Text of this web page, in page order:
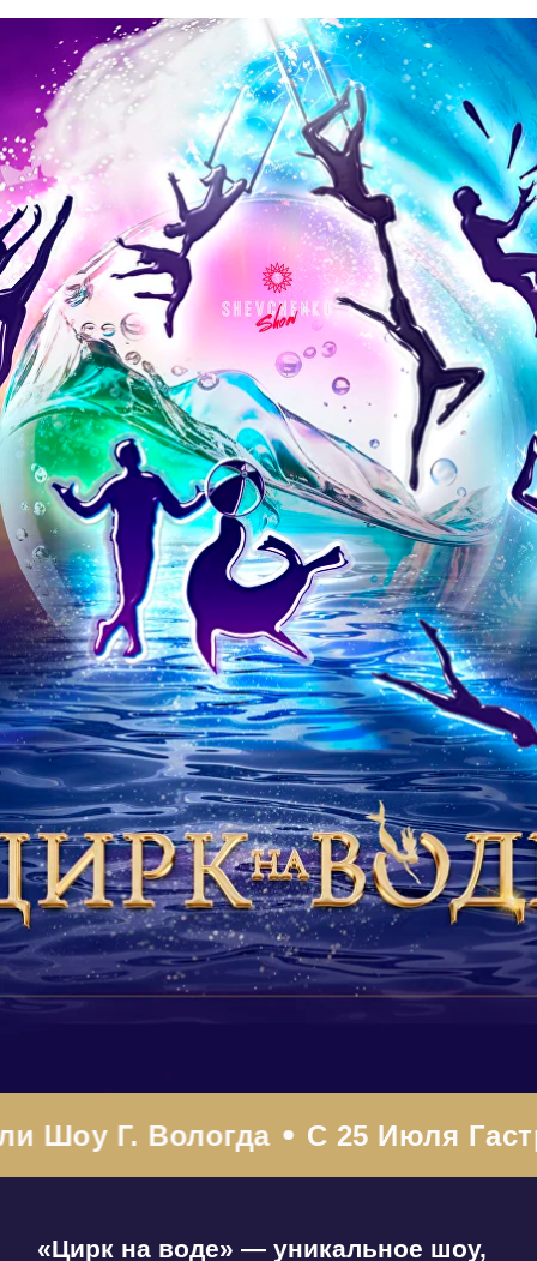
Г. Вологда С 25 Июля
«Цирк на воде» — уникальное шоу,
где традиционные цирковые номера
сочетаются с элементами воды,
световыми и музыкальными
фонтанами, лазерным шоу и
атмосферу и делают каждый номер
незабываемым. Синхронное
плавание — один из самых ярких
моментов представления.